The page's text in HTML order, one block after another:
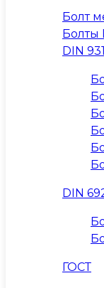
Болт
Болты
DIN 931
DIN
ГОСТ